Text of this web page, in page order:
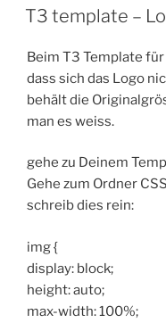
AM
T3 template –
Beim T3 Template
dass sich das Logo
behält die
man es weiss.
gehe zu Deinem
Gehe zum Ordner
schreib dies rein:
img {
display: block;
height: auto;
max-width: 100%;